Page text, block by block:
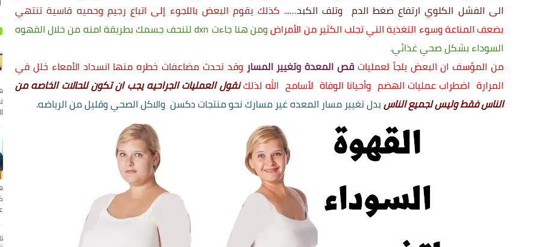
الى الفشل الكلوي ارتفاع ضغط الدم وتلف الكبد…... كذلك يقوم البعض باللجوء إلى اتباع رجيم وحميه قاسية تنتهي
بضعفالمناعة وسوء التغذية التي تجلب الكثير من الأمراض
ومن هنا جاءت dxn لتنحف جسمك بطريقة امنه من خلال القهوه
السوداء بشكل صحي غذائي.
من المؤسف ان البعض يلجأ لعمليات قص المعدة وتغيير المسار وقد تحدث مضاعفات خطره منها انسداد الأمعاء خلل في
المرارة اضطراب عمليات الهضم وأحيانا الوفاة لأسامح الله لذلكنقول العمليات الجراحيه يجب ان تكون للحالات الخاصه من
الناس فقط وليس لجميع الناسبدل تغيير مسار المعده غير مسارك نحومنتجات دكسن والاكل الصحي وقليل من الرياضه.